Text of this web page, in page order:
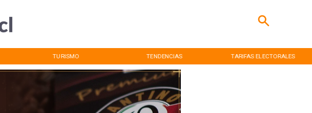
TURISMO TENDENCIAS TARIFAS ELECTORALES